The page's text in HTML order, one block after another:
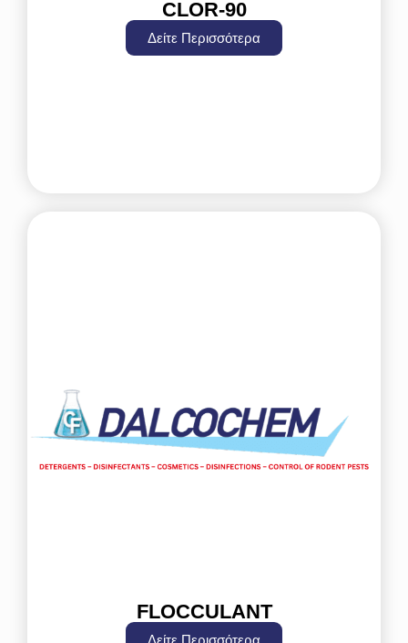
CLOR-90
Δείτε Περισσότερα
FLOCCULANT
Δείτε Περισσότερα